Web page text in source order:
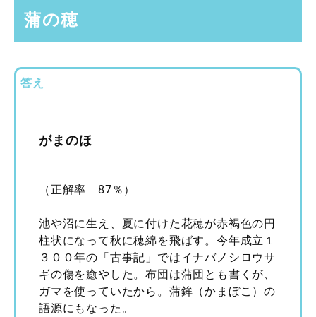
蒲の穂
答え
がまのほ
（正解率 87％）
池や沼に生え、夏に付けた花穂が赤褐色の円
柱状になって秋に穂綿を飛ばす。今年成立１
３００年の「古事記」ではイナバノシロウサ
ギの傷を癒やした。布団は蒲団とも書くが、
ガマを使っていたから。蒲鉾（かまぼこ）の
語源にもなった。